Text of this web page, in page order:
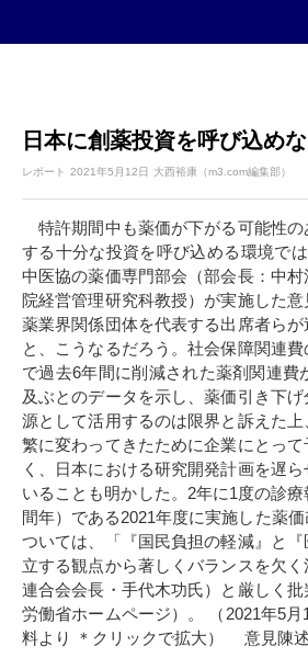
日本に創薬投資を呼び込め
レポート 2021年5月12日 大西裕康（m3.com編集部）
特許期間中も薬価が下がる可能性の
する十分な投資を呼び込める環境では
中医協の薬価専門部会（部会長：中
院経営管理研究科教授）が実施した
薬業界関係団体を代表する出席者ら
と、こうなるだろう。社会保障関連
で過去6年間に削減された薬剤関連費
及ぶとのデータを示し、薬価引き下
源として活用するのは限界と訴えた
繁に変わってきたために企業にとっ
く、日本における研究開発計画を遅
いることも明かした。2年に1度の診
間年）である2021年度に実施した薬
ついては、「『国民負担の軽減』と
立する観点から著しくバランスを欠
連合会会長・手代木功氏）と厳しく
労働省ホームページ）。 （2021年5
料より ＊クリックで拡大） 意見陳